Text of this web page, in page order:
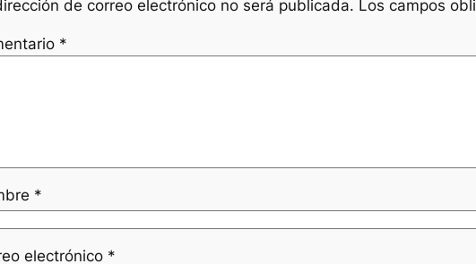
de correo electrónico no será publicada. Los campos
*
*
electrónico *